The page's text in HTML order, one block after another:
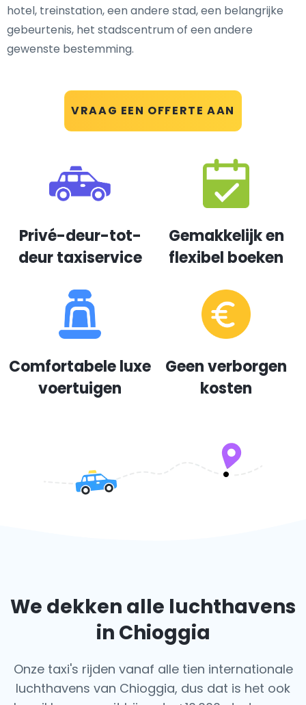
VRAAG EEN OFFERTE AAN
hotel, treinstation, een andere stad, een belangrijke
gebeurtenis, het stadscentrum of een andere
gewenste bestemming.
Privé-deur-tot-
deur taxiservice
Gemakkelijk en
flexibel boeken
Comfortabele luxe
voertuigen
Geen verborgen
kosten
We dekken alle luchthavens
in Chioggia
Onze taxi's rijden vanaf alle tien internationale
luchthavens van Chioggia, dus dat is het ook